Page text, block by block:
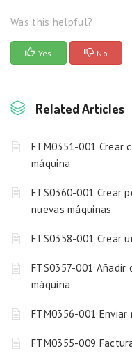
Was this helpful?
Yes No
Related Articles
FTM0351-001 Crear
máquina
FTS0360-001 Crear
nuevas máquinas
FTS0358-001 Crear
FTS0357-001
máquina
FTM0356-001
FTM0355-009